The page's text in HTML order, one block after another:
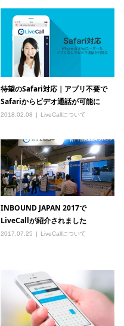
待望のSafari対応｜アプリ不要で
Safariからビデオ通話が可能に
2018.02.08 LiveCallについて
INBOUND JAPAN 2017で
LiveCallが紹介されました
2017.07.25 LiveCallについて